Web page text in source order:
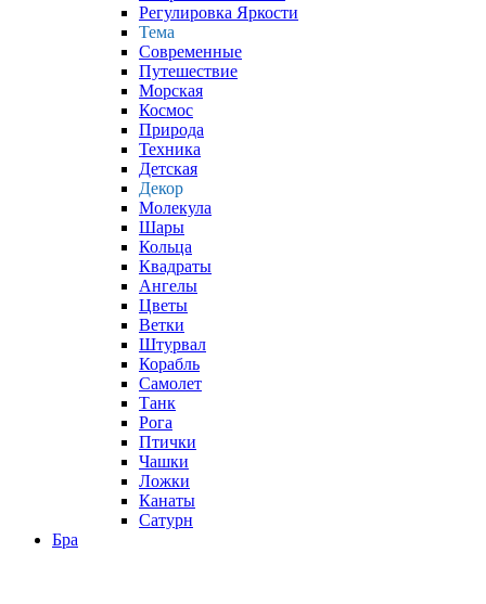
Регулировка Яркости
Тема
Современные
Путешествие
Морская
Космос
Природа
Техника
Детская
Декор
Молекула
Шары
Кольца
Квадраты
Ангелы
Цветы
Ветки
Штурвал
Корабль
Самолет
Танк
Рога
Птички
Чашки
Ложки
Канаты
Сатурн
Бра